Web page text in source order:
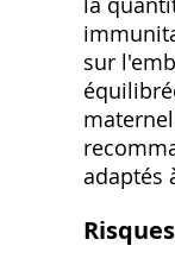
sur
adaptés